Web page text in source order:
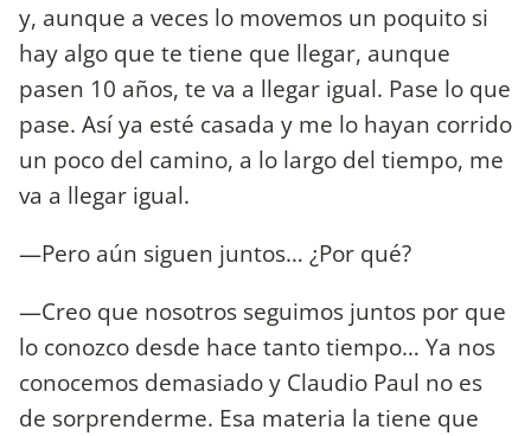
y, aunque a veces lo movemos un poquito si
hay algo que te tiene que llegar, aunque
pasen 10 años, te va a llegar igual. Pase lo que
pase. Así ya esté casada y me lo hayan corrido
un poco del camino, a lo largo del tiempo, me
va a llegar igual.
—Pero aún siguen juntos… ¿Por qué?
—Creo que nosotros seguimos juntos por que
lo conozco desde hace tanto tiempo… Ya nos
conocemos demasiado y Claudio Paul no es
de sorprenderme. Esa materia la tiene que